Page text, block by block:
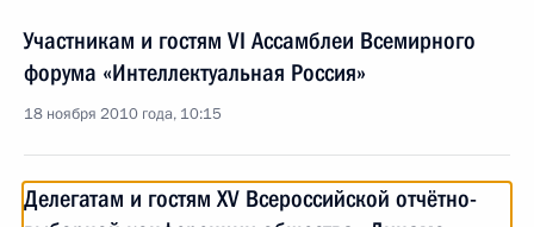
Участникам и гостям VI Ассамблеи Всемирного
форума «Интеллектуальная Россия»
18 ноября 2010 года, 10:15
Делегатам и гостям XV Всероссийской отчётно-